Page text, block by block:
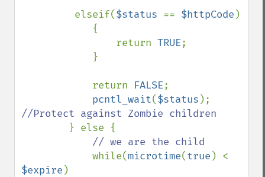
         elseif(
$status == $httpCode )
                return
TRUE;
            return
FALSE;
pcntl_wait($status
//Protect against Zombie children
} else {
// we are the child
while(microtime(true
$expire )